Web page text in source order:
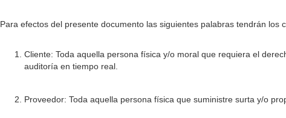
Para efectos del presente documento las siguientes palabras tendrán los
Cliente: Toda aquella persona física y/o moral que requiera el
auditoría en tiempo real.
Proveedor: Toda aquella persona física que suministre surta y/o